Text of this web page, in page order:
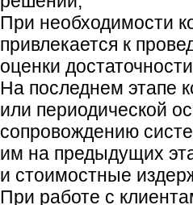
При
привлекается к
оценки
На последнем этапе
или периодической
сопровождению
им на предыдущих
и стоимостные
При работе с